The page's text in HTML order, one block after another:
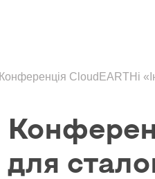
Конференція CloudEARTHi
для